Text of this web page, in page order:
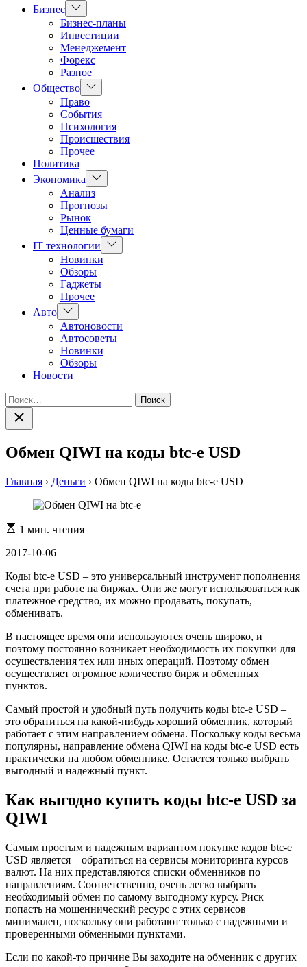
Бизнес Показать
подменю
Бизнес-планы
Инвестиции
Менеджемент
Форекс
Разное
Общество Показать
подменю
Право
События
Психология
Происшествия
Прочее
Политика
Экономика
Показать
подменю
Анализ
Прогнозы
Рынок
Ценные бумаги
IT технологии
Показать
подменю
Новинки
Обзоры
Гаджеты
Прочее
Авто Показать
подменю
Автоновости
Автосоветы
Новинки
Обзоры
Новости
Найти:
Закрыть
поиск
Обмен QIWI на коды btc-e USD
Главная › Деньги › Обмен QIWI на коды btc-e USD
Расчетное
чтения
1 мин. чтения
2017-10-06
Коды btc-e USD – это универсальный инструмент пополнения
счета при работе на биржах. Они же могут использоваться как
платежное средство, их можно продавать, покупать,
обменивать.
В настоящее время они используются очень широко, и
поэтому постоянно возникает необходимость их покупки для
осуществления тех или иных операций. Поэтому обмен
осуществляет огромное количество бирж и обменных
пунктов.
Самый простой и удобный путь получить коды btc-e USD –
это обратиться на какой-нибудь хороший обменник, который
работает с этим направлением обмена. Поскольку коды весьма
популярны, направление обмена QIWI на коды btc-e USD есть
практически на любом обменнике. Остается только выбрать
выгодный и надежный пункт.
Как выгодно купить коды btc-e USD за
QIWI
Самым простым и надежным вариантом покупке кодов btc-e
USD является – обратиться на сервисы мониторинга курсов
валют. На них представляются списки обменников по
направлениям. Соответственно, очень легко выбрать
необходимый обмен по самому выгодному курсу. Риск
попасть на мошеннический ресурс с этих сервисов
минимален, поскольку они работают только с надежными и
проверенными обменными пунктами.
Если по какой-то причине Вы заходите на обменник с других